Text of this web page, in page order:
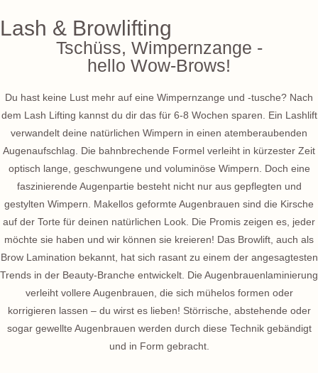
Inhalt
Lash & Browlifting
Tschüss, Wimpernzange -
hello Wow-Brows!
Du hast keine Lust mehr auf eine Wimpernzange und -tusche? Nach
dem Lash Lifting kannst du dir das für 6-8 Wochen sparen. Ein Lashlift
verwandelt deine natürlichen Wimpern in einen atemberaubenden
Augenaufschlag. Die bahnbrechende Formel verleiht in kürzester Zeit
optisch lange, geschwungene und voluminöse Wimpern. Doch eine
faszinierende Augenpartie besteht nicht nur aus gepflegten und
gestylten Wimpern. Makellos geformte Augenbrauen sind die Kirsche
auf der Torte für deinen natürlichen Look. Die Promis zeigen es, jeder
möchte sie haben und wir können sie kreieren! Das Browlift, auch als
Brow Lamination bekannt, hat sich rasant zu einem der angesagtesten
Trends in der Beauty-Branche entwickelt. Die Augenbrauenlaminierung
verleiht vollere Augenbrauen, die sich mühelos formen oder
korrigieren lassen – du wirst es lieben! Störrische, abstehende oder
sogar gewellte Augenbrauen werden durch diese Technik gebändigt
und in Form gebracht.